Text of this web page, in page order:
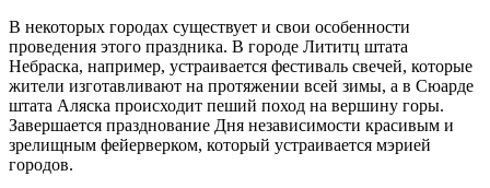
В некоторых городах существует и свои особенности
проведения этого праздника. В городе Лититц штата
Небраска, например, устраивается фестиваль свечей, которые
жители изготавливают на протяжении всей зимы, а в Сюарде
штата Аляска происходит пеший поход на вершину горы.
Завершается празднование Дня независимости красивым и
зрелищным фейерверком, который устраивается мэрией
городов.